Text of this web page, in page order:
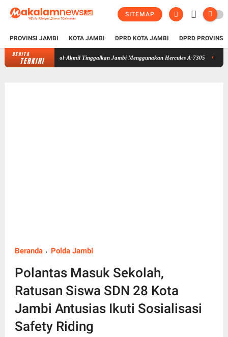
SITEMAP
PROVINSI JAMBI KOTA JAMBI DPRD KOTA JAMBI DPRD
BERITA
TERKINITaruna Bhakti 2026 di Sekolah Rakyat Selesai, Taruna Akpol-Akmil
Beranda Polda Jambi
Polantas Masuk Sekolah,
Ratusan Siswa SDN 28 Kota
Jambi Antusias Ikuti Sosialisasi
Safety Riding